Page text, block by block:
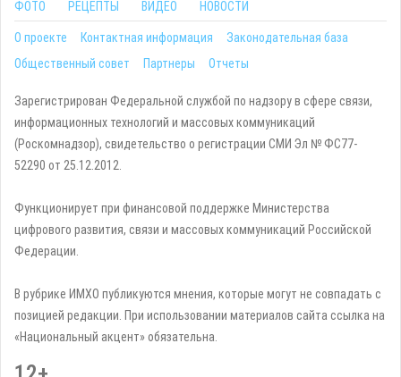
ФОТО
РЕЦЕПТЫ ВИДЕО НОВОСТИ
О проекте Контактная информация
Законодательная база
Общественный совет
Партнеры Отчеты
Зарегистрирован Федеральной службой по надзору в сфере связи,
информационных технологий и массовых коммуникаций
(Роскомнадзор), свидетельство о регистрации СМИ Эл № ФС77-
52290 от 25.12.2012.
Функционирует при финансовой поддержке Министерства
цифрового развития, связи и массовых коммуникаций Российской
Федерации.
В рубрике ИМХО публикуются мнения, которые могут не совпадать с
позицией редакции. При использовании материалов сайта ссылка на
«Национальный акцент» обязательна.